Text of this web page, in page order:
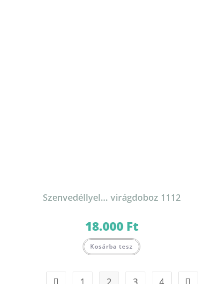
Szenvedéllyel… virágdoboz 1112
18.000 Ft
Kosárba tesz
1 2 3 4